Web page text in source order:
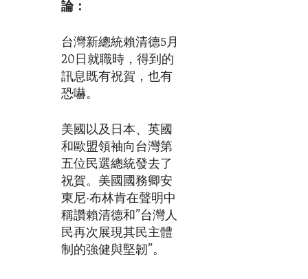
論：
台灣新總統賴清德5月
20日就職時，得到的
訊息既有祝賀，也有
恐嚇。
美國以及日本、英國
和歐盟領袖向台灣第
五位民選總統發去了
祝賀。美國國務卿安
東尼·布林肯在聲明中
稱讚賴清德和”台灣人
民再次展現其民主體
制的強健與堅韌”。